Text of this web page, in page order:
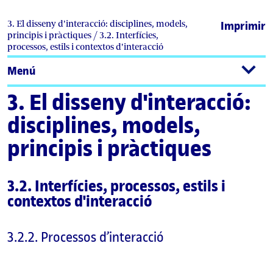
3. El disseny d'interacció: disciplines, models,
principis i pràctiques / 3.2. Interfícies,
processos, estils i contextos d'interacció
Imprimir
Menú
3. El disseny d'interacció:
disciplines, models,
principis i pràctiques
3.2. Interfícies, processos, estils i
contextos d'interacció
3.2.2. Processos d’interacció